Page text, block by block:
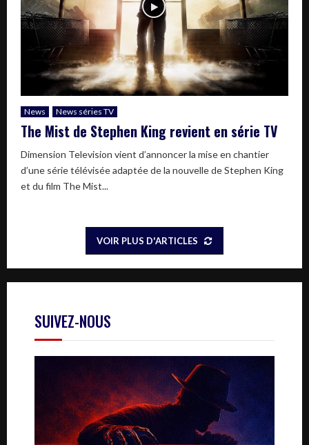
News News séries TV
The Mist de Stephen King revient en série TV
Dimension Television vient d’annoncer la mise en chantier
d’une série télévisée adaptée de la nouvelle de Stephen King
et du film The Mist...
VOIR PLUS D'ARTICLES
SUIVEZ-NOUS